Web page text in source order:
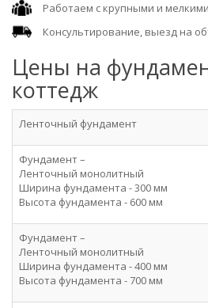
Работаем с крупными и
Консультирование, выезд на
Цены на
коттедж
Ленточный фундамент
Фундамент –
Ленточный монолитный
Ширина фундамента - 300 мм
Высота фундамента - 600 мм
Фундамент –
Ленточный монолитный
Ширина фундамента - 400 мм
Высота фундамента - 700 мм